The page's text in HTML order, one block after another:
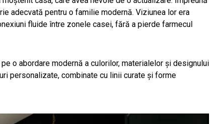
adecvată pentru o familie modernă. Viziunea lor era
fluide între zonele casei, fără a pierde farmecul
o abordare modernă a culorilor, materialelor și designului
personalizate, combinate cu linii curate și forme